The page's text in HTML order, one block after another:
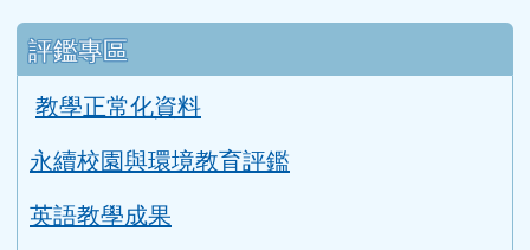
評鑑專區
教學正常化資料
永續校園與環境教育評鑑
英語教學成果